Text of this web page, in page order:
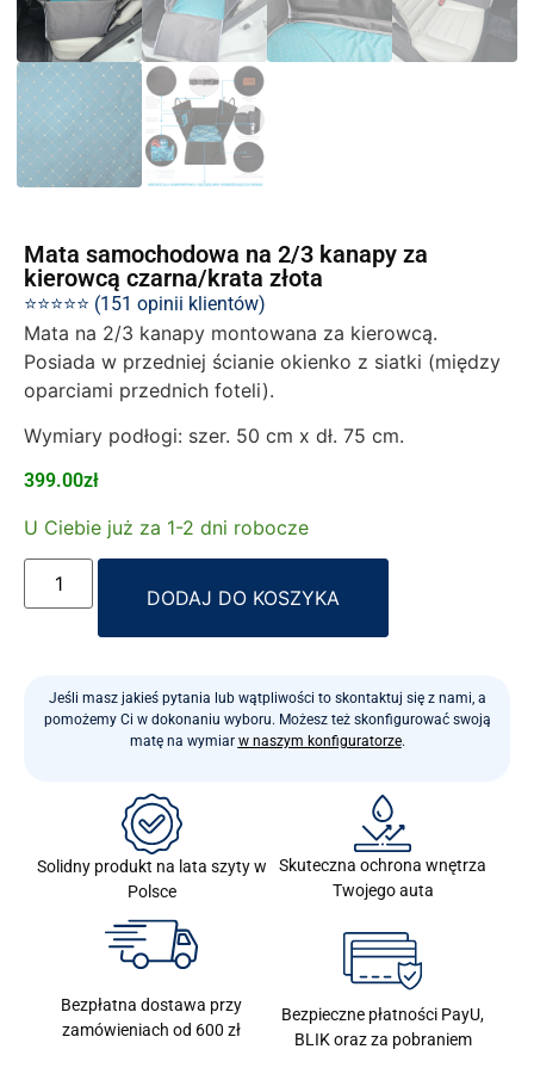
Mata samochodowa na 2/3 kanapy za
kierowcą czarna/krata złota
⭐⭐⭐⭐⭐ (151 opinii klientów)
Mata na 2/3 kanapy montowana za kierowcą.
Posiada w przedniej ścianie okienko z siatki (między
oparciami przednich foteli).
Wymiary podłogi: szer. 50 cm x dł. 75 cm.
399.00zł
U Ciebie już za 1-2 dni robocze
DODAJ DO KOSZYKA
Jeśli masz jakieś pytania lub wątpliwości to skontaktuj się z nami, a
pomożemy Ci w dokonaniu wyboru. Możesz też skonfigurować swoją
matę na wymiar w naszym konfiguratorze.
Solidny produkt na lata szyty w
Polsce
Skuteczna ochrona wnętrza
Twojego auta
Bezpłatna dostawa przy
zamówieniach od 600 zł
Bezpieczne płatności PayU,
BLIK oraz za pobraniem